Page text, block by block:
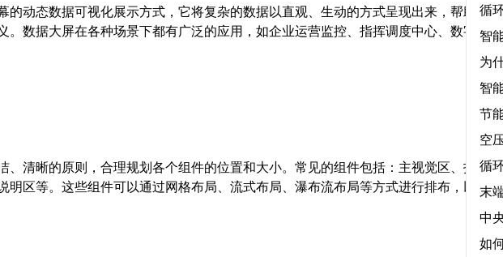
的动态数据可视化展示方式，它将复杂的数据以直观、生动的方式呈现出来，帮助用户
。数据大屏在各种场景下都有广泛的应用，如企业运营监控、指挥调度中心、数字孪生
、清晰的原则，合理规划各个组件的位置和大小。常见的组件包括：主视觉区、指标展
明区等。这些组件可以通过网格布局、流式布局、瀑布流布局等方式进行排布，以适应